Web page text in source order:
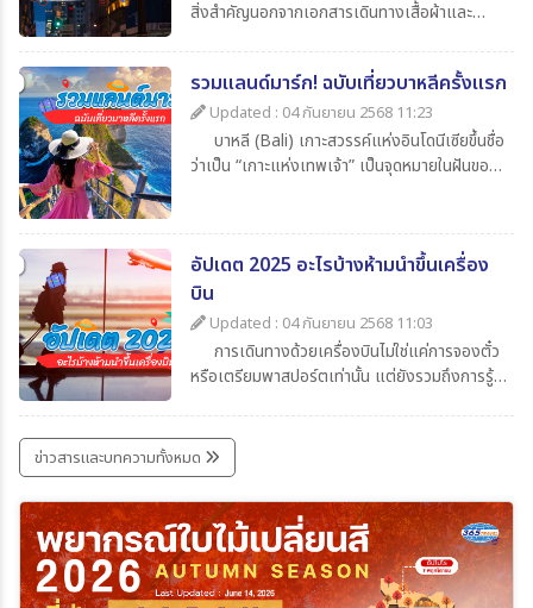
สิ่งสำคัญนอกจากเอกสารเดินทางเสื้อผ้าและ
ข้ามก็คือความรู้เกี่ยวกับเวลาในประเทศปลายทาง
ว่าต่างจากประเทศไทยกี่ชั่วโมงเพื่อจะได้ปรับ
นาฬิกาให้ตรงตามไทม์โซน และยังช่วยให้สื่อสาร
ตรงกับเมืองไทยโดยในบทความนี้ได้รวบรวมข้อมูล
น่าสนใจเกี่ยวกับเวลาที่ไทยต่างจากประเทศอื่น มา
รวมแลนด์มาร์ก! ฉบับเที่ยวบาหลีครั้งแรก
Updated : 04 กันยายน 2568 11:23
บาหลี (Bali) เกาะสวรรค์แห่งอินโดนีเซียขึ้นชื่อ
ว่าเป็น “เกาะแห่งเทพเจ้า” เป็นจุดหมายในฝันของ
สุด ๆ สำหรับใครที่กำลังจะไปบาหลีครั้งแรกและยัง
ไม่รู้จะเริ่มที่ไหน วันนี้ 365Travel(ทัวร์365วัน) ได้
รวม แลนด์มาร์กห้ามพลาด มาให้แล้ว
อัปเดต 2025 อะไรบ้างห้ามนำขึ้นเครื่อง
บิน
Updated : 04 กันยายน 2568 11:03
การเดินทางด้วยเครื่องบินไม่ใช่แค่การจองตั๋ว
หรือเตรียมพาสปอร์ตเท่านั้น แต่ยังรวมถึงการรู้
ต่อการถูกยึด ปรับ หรือถูกปฏิเสธการเดินทางได้
บทความนี้รวบรวมรายการ ล่าสุดปี 2025 มาให้ได้
เช็กกันก่อนเก็บกระเป๋าเที่ยว เพื่อให้การเดินทาง
ราบรื่นและปลอดภัยที่สุด ไปกับ
365Travel(ทัวร์365วัน)
ข่าวสารและบทความทั้งหมด